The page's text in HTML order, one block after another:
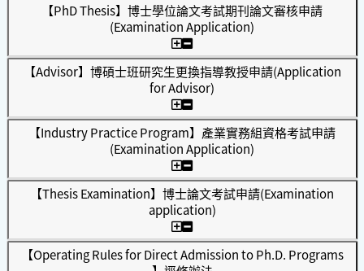
【PhD Thesis】博士學位論文考試期刊論文審核申請
(Examination Application)
【Advisor】博碩士班研究生更換指導教授申請(Application
for Advisor)
【Industry Practice Program】產業實務組資格考試申請
(Examination Application)
【Thesis Examination】博士論文考試申請(Examination
application)
【Operating Rules for Direct Admission to Ph.D. Programs